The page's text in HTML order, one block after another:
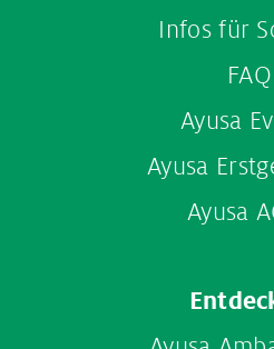
Infos für
FAQ
Ayusa
Ayusa
Ayusa